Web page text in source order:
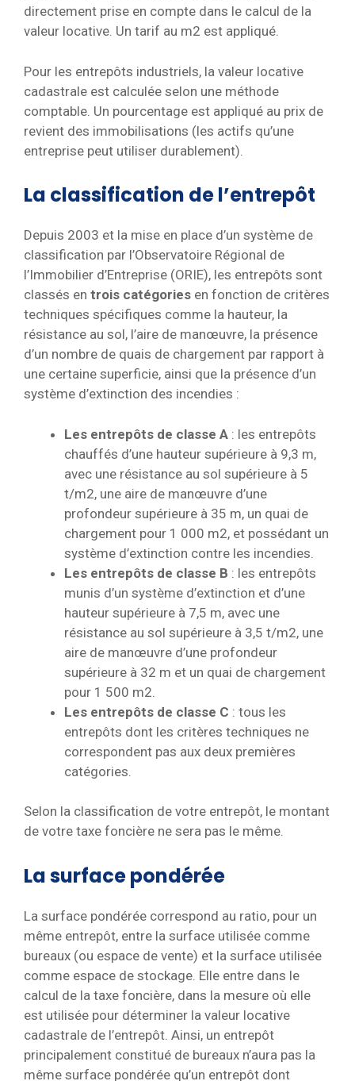
directement prise en compte dans le calcul de la
valeur locative. Un tarif au m2 est appliqué.
Pour les entrepôts industriels, la valeur locative
cadastrale est calculée selon une méthode
comptable. Un pourcentage est appliqué au prix de
revient des immobilisations (les actifs qu’une
entreprise peut utiliser durablement).
La classification de l’entrepôt
Depuis 2003 et la mise en place d’un système de
classification par l’Observatoire Régional de
l’Immobilier d’Entreprise (ORIE), les entrepôts sont
classés en trois catégories en fonction de critères
techniques spécifiques comme la hauteur, la
résistance au sol, l’aire de manœuvre, la présence
d’un nombre de quais de chargement par rapport à
une certaine superficie, ainsi que la présence d’un
système d’extinction des incendies :
Les entrepôts de classe A : les entrepôts
chauffés d’une hauteur supérieure à 9,3 m,
avec une résistance au sol supérieure à 5
t/m2, une aire de manœuvre d’une
profondeur supérieure à 35 m, un quai de
chargement pour 1 000 m2, et possédant un
système d’extinction contre les incendies.
Les entrepôts de classe B : les entrepôts
munis d’un système d’extinction et d’une
hauteur supérieure à 7,5 m, avec une
résistance au sol supérieure à 3,5 t/m2, une
aire de manœuvre d’une profondeur
supérieure à 32 m et un quai de chargement
pour 1 500 m2.
Les entrepôts de classe C : tous les
entrepôts dont les critères techniques ne
correspondent pas aux deux premières
catégories.
Selon la classification de votre entrepôt, le montant
de votre taxe foncière ne sera pas le même.
La surface pondérée
La surface pondérée correspond au ratio, pour un
même entrepôt, entre la surface utilisée comme
bureaux (ou espace de vente) et la surface utilisée
comme espace de stockage. Elle entre dans le
calcul de la taxe foncière, dans la mesure où elle
est utilisée pour déterminer la valeur locative
cadastrale de l’entrepôt. Ainsi, un entrepôt
principalement constitué de bureaux n’aura pas la
même surface pondérée qu’un entrepôt dont